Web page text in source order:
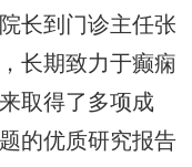
长到门诊主任张
长期致力于癫痫
取得了多项成
的优质研究报告